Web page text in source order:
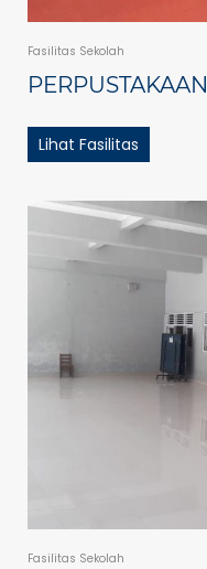
Fasilitas Sekolah
PERPUSTAKAAN
Lihat Fasilitas
Fasilitas Sekolah